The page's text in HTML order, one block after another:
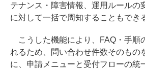
テナンス・障害情報、運用ルールの
に対して一括で周知することもでき
こうした機能により、FAQ・手順
れるため、問い合わせ件数そのもの
に、申請メニューと受付フローの統